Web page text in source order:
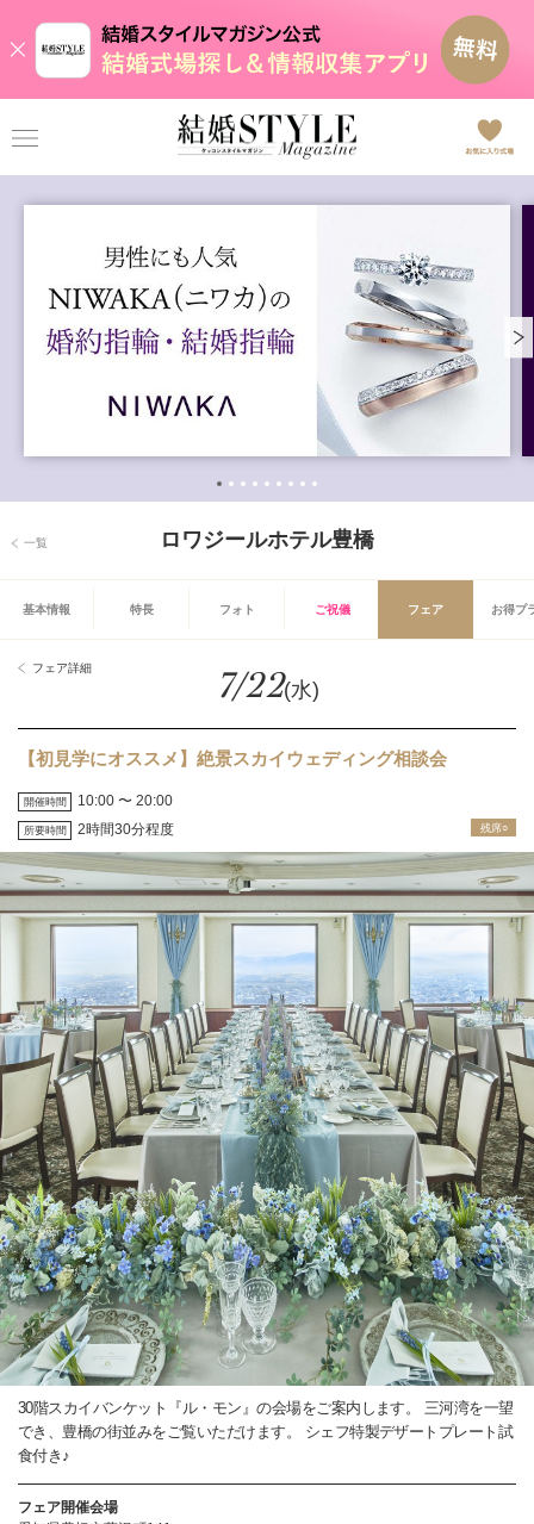
一覧 ロワジールホテル豊橋
基本情報 特長 フォト ご祝儀 フェア お得プ
フェア詳細 7/22(水)
【初見学にオススメ】絶景スカイウェディング相談会
開催時間 10:00 〜 20:00
所要時間 2時間30分程度 残席○
30階スカイバンケット『ル・モン』の会場をご案内します。 三河湾を一望
でき、豊橋の街並みをご覧いただけます。 シェフ特製デザートプレート試
食付き♪
フェア開催会場